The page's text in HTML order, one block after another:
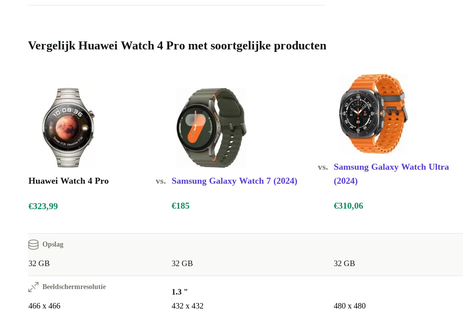
Vergelijk Huawei Watch 4 Pro met soortgelijke producten
Huawei Watch 4 Pro vs. Samsung Galaxy Watch 7 (2024)
vs.
Samsung Galaxy Watch Ultra
(2024)
€323,99 €185 €310,06
Opslag
32 GB 32 GB 32 GB
Beeldschermresolutie
466 x 466
1.3 "
432 x 432
480 x 480